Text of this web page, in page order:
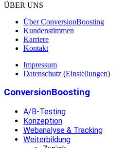
ÜBER UNS
Über ConversionBoosting
Kundenstimmen
Karriere
Kontakt
Impressum
Datenschutz (Einstellungen)
ConversionBoosting
A/B-Testing
Konzeption
Webanalyse & Tracking
Weiterbildung